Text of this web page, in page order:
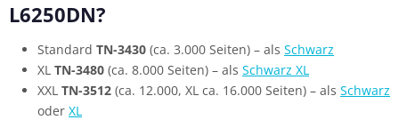
L6250DN?
Standard TN-3430 (ca. 3.000 Seiten) – als Schwarz
XL TN-3480 (ca. 8.000 Seiten) – als Schwarz XL
XXL TN-3512 (ca. 12.000, XL ca. 16.000 Seiten) – als Schwarz
oder XL